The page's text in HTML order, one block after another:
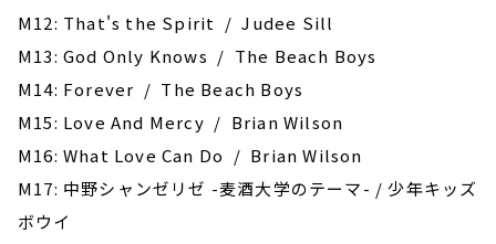
M12: ‎That's the Spirit / Judee Sill
M13: God Only Knows / The Beach Boys
M14: Forever / The Beach Boys
M15: Love And Mercy / Brian Wilson
M16: What Love Can Do / Brian Wilson
M17: 中野シャンゼリゼ -麦酒大学のテーマ- / 少年キッズ
ボウイ